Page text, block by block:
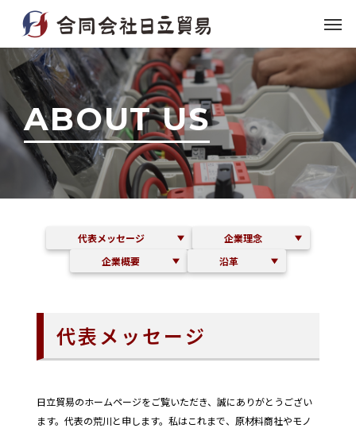
ABOUT US
代表メッセージ
企業理念
企業概要
沿革
代表メッセージ
日立貿易のホームページをご覧いただき、誠にありがとうござい
ます。代表の荒川と申します。私はこれまで、原材料商社やモノ